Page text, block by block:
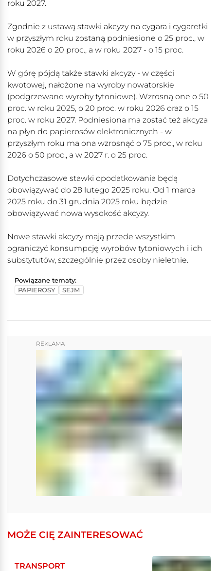
roku 2027.
Zgodnie z ustawą stawki akcyzy na cygara i cygaretki
w przyszłym roku zostaną podniesione o 25 proc., w
roku 2026 o 20 proc., a w roku 2027 - o 15 proc.
W górę pójdą także stawki akcyzy - w części
kwotowej, nałożone na wyroby nowatorskie
(podgrzewane wyroby tytoniowe). Wzrosną one o 50
proc. w roku 2025, o 20 proc. w roku 2026 oraz o 15
proc. w roku 2027. Podniesiona ma zostać też akcyza
na płyn do papierosów elektronicznych - w
przyszłym roku ma ona wzrosnąć o 75 proc., w roku
2026 o 50 proc., a w 2027 r. o 25 proc.
Dotychczasowe stawki opodatkowania będą
obowiązywać do 28 lutego 2025 roku. Od 1 marca
2025 roku do 31 grudnia 2025 roku będzie
obowiązywać nowa wysokość akcyzy.
Nowe stawki akcyzy mają przede wszystkim
ograniczyć konsumpcję wyrobów tytoniowych i ich
substytutów, szczególnie przez osoby nieletnie.
Powiązane tematy:
PAPIEROSY
SEJM
REKLAMA
MOŻE CIĘ ZAINTERESOWAĆ
TRANSPORT